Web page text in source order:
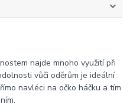
najde mnoho využití při
vůči oděrům je ideální
navléci na očko háčku a tím